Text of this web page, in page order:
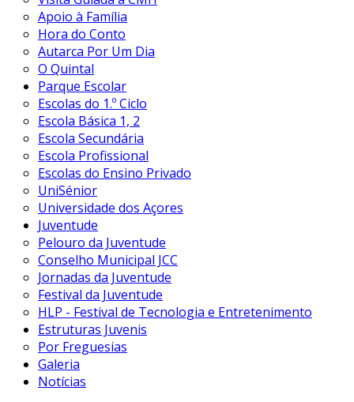
Apoio à Família
Hora do Conto
Autarca Por Um Dia
O Quintal
Parque Escolar
Escolas do 1.º Ciclo
Escola Básica 1, 2
Escola Secundária
Escola Profissional
Escolas do Ensino Privado
UniSénior
Universidade dos Açores
Juventude
Pelouro da Juventude
Conselho Municipal JCC
Jornadas da Juventude
Festival da Juventude
HLP - Festival de Tecnologia e Entretenimento
Estruturas Juvenis
Por Freguesias
Galeria
Notícias